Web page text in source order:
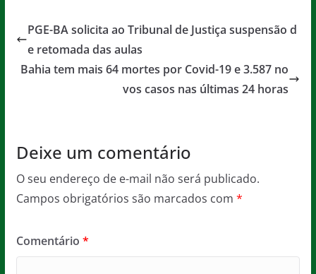
e
b
o
er l s
A
p
p
a
e
PGE-BA solicita ao Tribunal de Justiça suspensão d
e retomada das aulas
Bahia tem mais 64 mortes por Covid-19 e 3.587 no
vos casos nas últimas 24 horas
Deixe um comentário
O seu endereço de e-mail não será publicado.
Campos obrigatórios são marcados com *
Comentário *